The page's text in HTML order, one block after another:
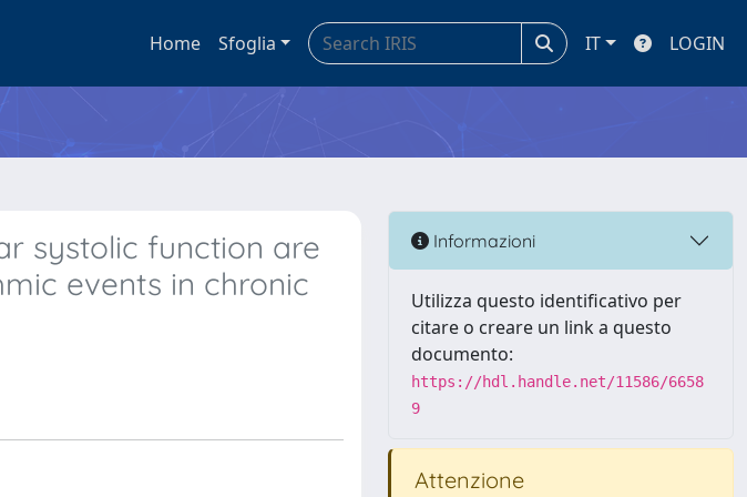
Home Sfoglia IT LOGIN
systolic function are
events in chronic
Informazioni
Utilizza questo identificativo per
citare o creare un link a questo
documento:
https://hdl.handle.net/11586/6658
9
Attenzione